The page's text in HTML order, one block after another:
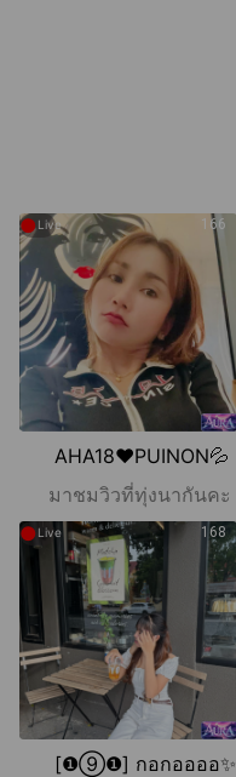
166
●Live
AHA18❤️PUINON💦
มาชมวิวที่ทุ่งนากันคะ
168
●Live
[❶⑨❶] กอกออออ✨